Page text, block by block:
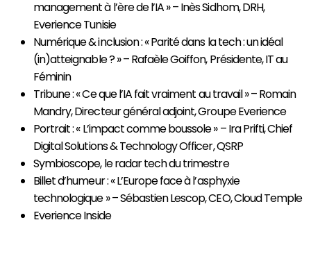
management à l’ère de l’IA » – Inès Sidhom, DRH,
Everience Tunisie
Numérique & inclusion : « Parité dans la tech : un idéal
(in)atteignable ? » – Rafaèle Goiffon, Présidente, IT au
Féminin
Tribune : « Ce que l’IA fait vraiment au travail » – Romain
Mandry, Directeur général adjoint, Groupe Everience
Portrait : « L’impact comme boussole » – Ira Prifti, Chief
Digital Solutions & Technology Officer, QSRP
Symbioscope, le radar tech du trimestre
Billet d’humeur : « L’Europe face à l’asphyxie
technologique » – Sébastien Lescop, CEO, Cloud Temple
Everience Inside